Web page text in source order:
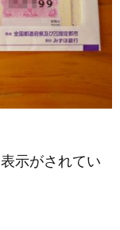
示がされてい